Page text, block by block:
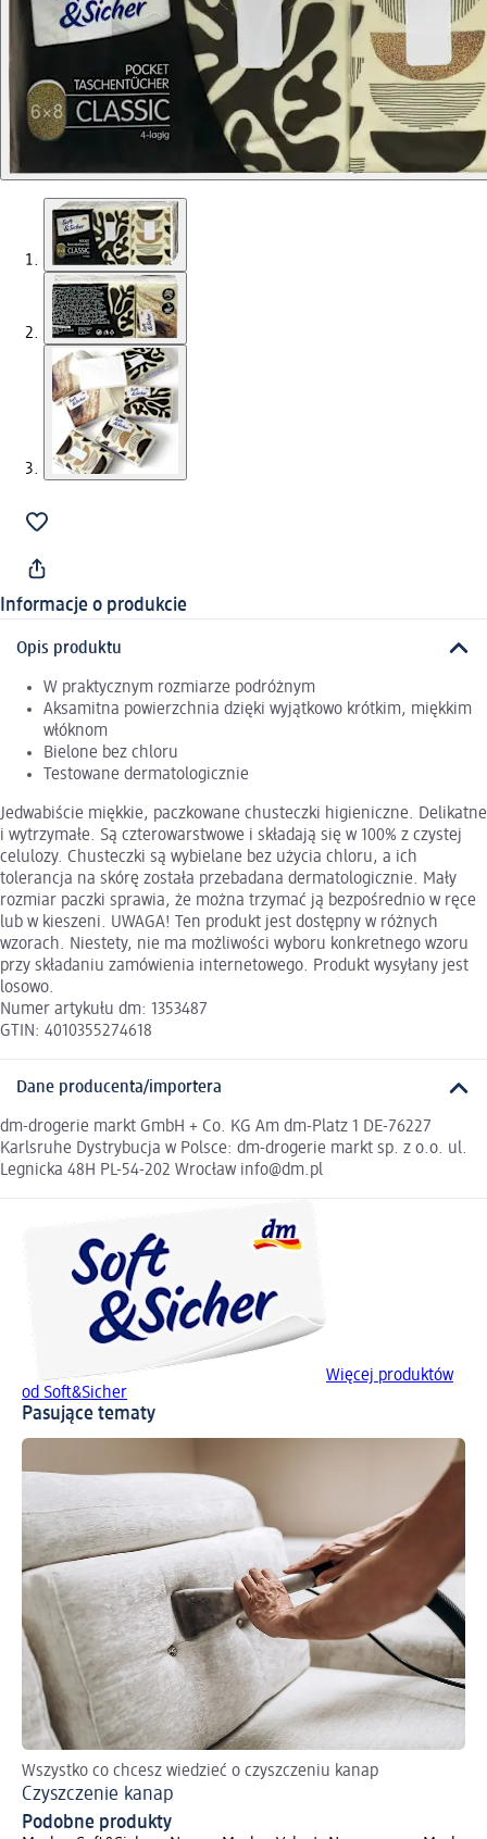
Informacje o produkcie
Opis produktu
W praktycznym rozmiarze podróżnym
Aksamitna powierzchnia dzięki wyjątkowo krótkim, miękkim
włóknom
Bielone bez chloru
Testowane dermatologicznie
Jedwabiście miękkie, paczkowane chusteczki higieniczne. Delikatne
i wytrzymałe. Są czterowarstwowe i składają się w 100% z czystej
celulozy. Chusteczki są wybielane bez użycia chloru, a ich
tolerancja na skórę została przebadana dermatologicznie. Mały
rozmiar paczki sprawia, że można trzymać ją bezpośrednio w ręce
lub w kieszeni. UWAGA! Ten produkt jest dostępny w różnych
wzorach. Niestety, nie ma możliwości wyboru konkretnego wzoru
przy składaniu zamówienia internetowego. Produkt wysyłany jest
losowo.
Numer artykułu dm: 1353487
GTIN: 4010355274618
Dane producenta/importera
dm-drogerie markt GmbH + Co. KG Am dm-Platz 1 DE-76227
Karlsruhe Dystrybucja w Polsce: dm-drogerie markt sp. z o.o. ul.
Legnicka 48H PL-54-202 Wrocław info@dm.pl
Więcej produktów
od Soft&Sicher
Pasujące tematy
Wszystko co chcesz wiedzieć o czyszczeniu kanap
Czyszczenie kanap
Podobne produkty